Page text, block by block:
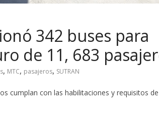
342 buses para
de 11, 683
, MTC, pasajeros, SUTRAN
cumplan con las habilitaciones y requisitos